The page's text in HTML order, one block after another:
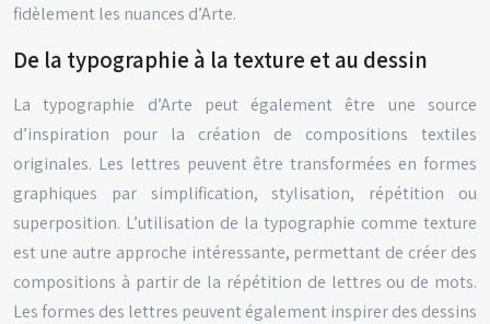
fidèlement les nuances d’Arte.
De la typographie à la texture et au dessin
La typographie d’Arte peut également être une source
d’inspiration pour la création de compositions textiles
originales. Les lettres peuvent être transformées en formes
graphiques par simplification, stylisation, répétition ou
superposition. L’utilisation de la typographie comme texture
est une autre approche intéressante, permettant de créer des
compositions à partir de la répétition de lettres ou de mots.
Les formes des lettres peuvent également inspirer des dessins